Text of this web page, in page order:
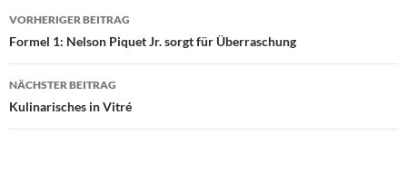
Beitrags-
Navigation
VORHERIGER BEITRAG
Formel 1: Nelson Piquet Jr. sorgt für Überraschung
NÄCHSTER BEITRAG
Kulinarisches in Vitré